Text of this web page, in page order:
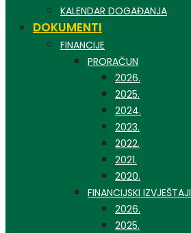
KALENDAR DOGAĐANJA
DOKUMENTI
FINANCIJE
PRORAČUN
2026.
2025.
2024.
2023.
2022.
2021.
2020.
FINANCIJSKI IZVJEŠTAJI
2026.
2025.